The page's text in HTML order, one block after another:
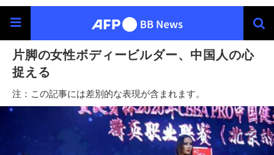
片脚の女性ボディービルダー、中国人の心
捉える
注：この記事には差別的な表現が含まれます。